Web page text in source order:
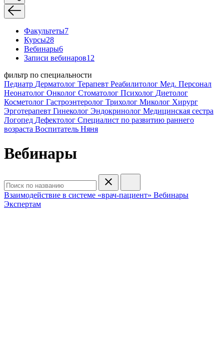
Факультеты7
Курсы28
Вебинары6
Записи вебинаров12
фильтр по специальности
Педиатр Дерматолог Терапевт Реабилитолог Мед. Персонал
Неонатолог Онколог Стоматолог Психолог Диетолог
Косметолог Гастроэнтеролог Трихолог Миколог Хирург
Эрготерапевт Гинеколог Эндокринолог Медицинская сестра
Логопед Дефектолог Специалист по развитию раннего
возраста Воспитатель Няня
Вебинары
Взаимодействие в системе «врач-пациент» Вебинары
Экспертам